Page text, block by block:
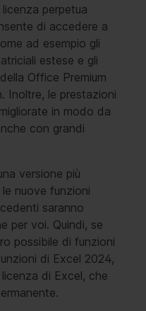
perpetua
di accedere a
ad esempio gli
estese e gli
Office Premium
Inoltre, le prestazioni
in modo da
con grandi
versione più
nuove funzioni
saranno
per voi. Quindi, se
possibile di funzioni
di Excel 2024,
di Excel, che